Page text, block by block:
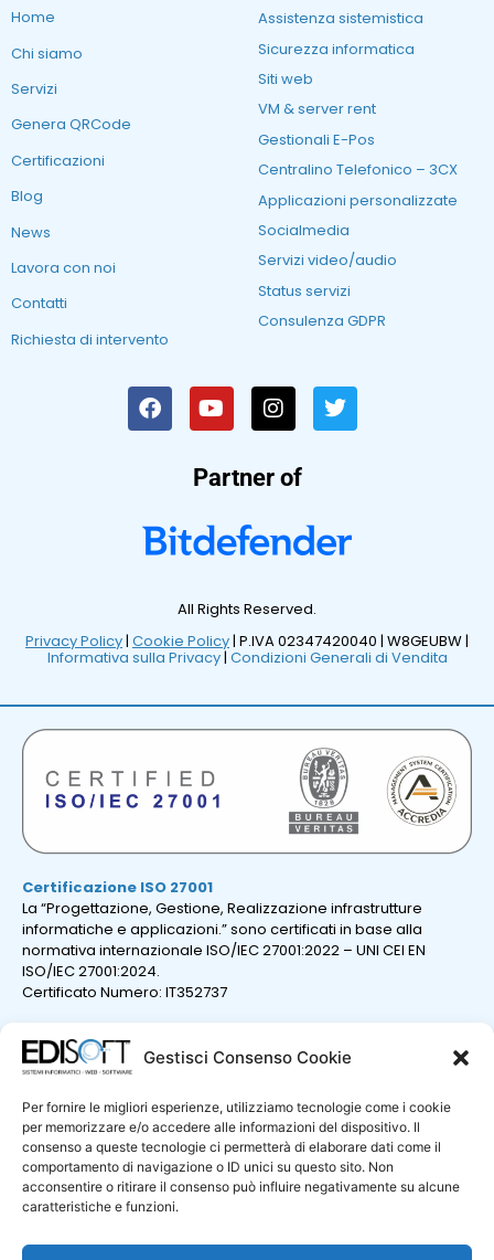
Gestisci Consenso Cookie
Per fornire le migliori esperienze, utilizziamo tecnologie come i cookie
per memorizzare e/o accedere alle informazioni del dispositivo. Il
consenso a queste tecnologie ci permetterà di elaborare dati come il
comportamento di navigazione o ID unici su questo sito. Non
acconsentire o ritirare il consenso può influire negativamente su alcune
caratteristiche e funzioni.
Home
Chi siamo
Servizi
Genera QRCode
Certificazioni
Blog
News
Lavora con noi
Contatti
Richiesta di intervento
Assistenza sistemistica
Sicurezza informatica
Siti web
VM & server rent
Gestionali E-Pos
Centralino Telefonico – 3CX
Applicazioni personalizzate
Socialmedia
Servizi video/audio
Status servizi
Consulenza GDPR
Partner of
All Rights Reserved.
Privacy Policy| Cookie Policy| P.IVA 02347420040 | W8GEUBW |
Informativa sulla Privacy| Condizioni Generali di Vendita
Certificazione ISO 27001
La “Progettazione, Gestione, Realizzazione infrastrutture
informatiche e applicazioni.” sono certificati in base alla
normativa internazionale ISO/IEC 27001:2022 – UNI CEI EN
ISO/IEC 27001:2024.
Certificato Numero: IT352737
La “Progettazione e sviluppo di sistemi e prodotti informatici;